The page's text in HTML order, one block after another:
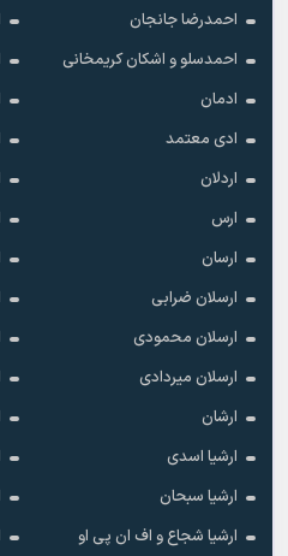
احمدرضا جانجان
احمدسلو و اشکان کریمخانی
ادمان
ادی معتمد
اردلان
ارس
ارسان
ارسلان ضرابی
ارسلان محمودی
ارسلان میردادی
ارشان
ارشیا اسدی
ارشیا سبحان
ارشیا شجاع و اف ان پی او